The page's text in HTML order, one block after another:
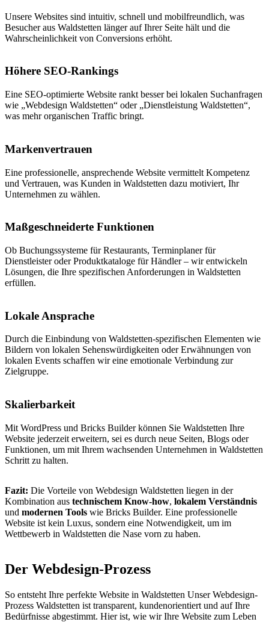
Unsere Websites sind intuitiv, schnell und mobilfreundlich, was
Besucher aus Waldstetten länger auf Ihrer Seite hält und die
Wahrscheinlichkeit von Conversions erhöht.
Höhere SEO-Rankings
Eine SEO-optimierte Website rankt besser bei lokalen Suchanfragen
wie „Webdesign Waldstetten“ oder „Dienstleistung Waldstetten“,
was mehr organischen Traffic bringt.
Markenvertrauen
Eine professionelle, ansprechende Website vermittelt Kompetenz
und Vertrauen, was Kunden in Waldstetten dazu motiviert, Ihr
Unternehmen zu wählen.
Maßgeschneiderte Funktionen
Ob Buchungssysteme für Restaurants, Terminplaner für
Dienstleister oder Produktkataloge für Händler – wir entwickeln
Lösungen, die Ihre spezifischen Anforderungen in Waldstetten
erfüllen.
Lokale Ansprache
Durch die Einbindung von Waldstetten-spezifischen Elementen wie
Bildern von lokalen Sehenswürdigkeiten oder Erwähnungen von
lokalen Events schaffen wir eine emotionale Verbindung zur
Zielgruppe.
Skalierbarkeit
Mit WordPress und Bricks Builder können Sie Waldstetten Ihre
Website jederzeit erweitern, sei es durch neue Seiten, Blogs oder
Funktionen, um mit Ihrem wachsenden Unternehmen in Waldstetten
Schritt zu halten.
Fazit: Die Vorteile von Webdesign Waldstetten liegen in der
Kombination aus technischem Know-how, lokalem Verständnis
und modernen Tools wie Bricks Builder. Eine professionelle
Website ist kein Luxus, sondern eine Notwendigkeit, um im
Wettbewerb in Waldstetten die Nase vorn zu haben.
Der Webdesign-Prozess
So entsteht Ihre perfekte Website in Waldstetten Unser Webdesign-
Prozess Waldstetten ist transparent, kundenorientiert und auf Ihre
Bedürfnisse abgestimmt. Hier ist, wie wir Ihre Website zum Leben